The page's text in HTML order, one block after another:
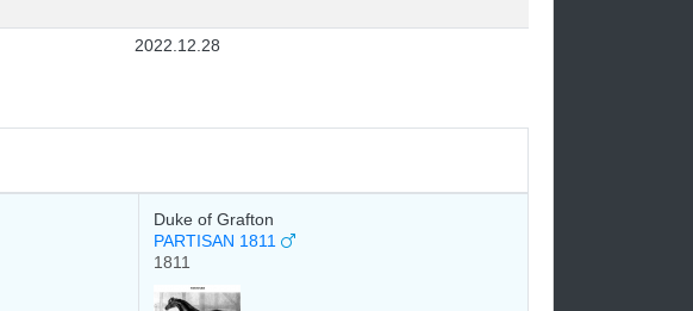
2022.12.28
Duke of Grafton
PARTISAN 1811
1811